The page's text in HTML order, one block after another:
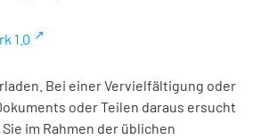
1.0
Bei einer Vervielfältigung oder
oder Teilen daraus ersucht
Sie im Rahmen der üblichen